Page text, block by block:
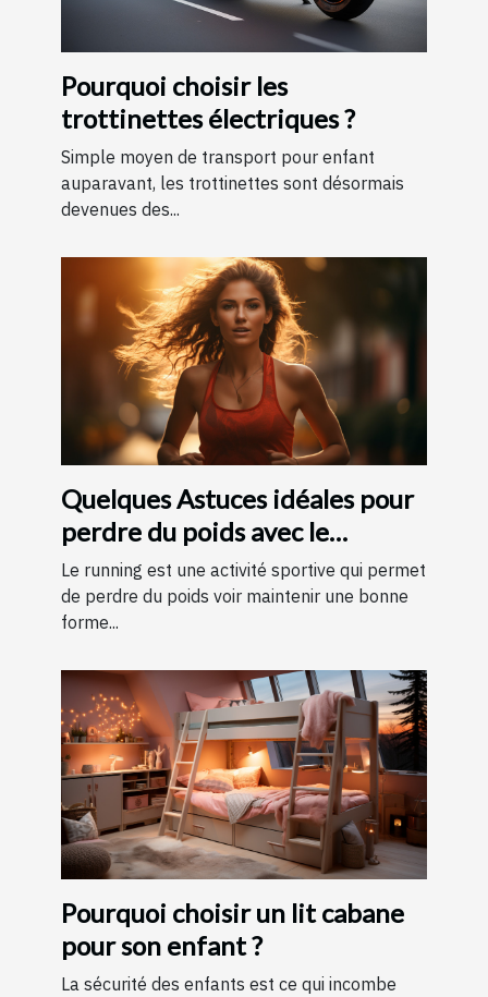
Pourquoi choisir les
trottinettes électriques ?
Simple moyen de transport pour enfant
auparavant, les trottinettes sont désormais
devenues des...
Quelques Astuces idéales pour
perdre du poids avec le
running ?
Le running est une activité sportive qui permet
de perdre du poids voir maintenir une bonne
forme...
Pourquoi choisir un lit cabane
pour son enfant ?
La sécurité des enfants est ce qui incombe